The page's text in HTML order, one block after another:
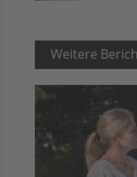
Weitere